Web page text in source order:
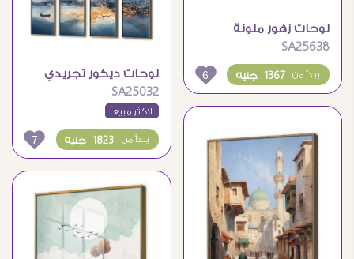
لوحات زهور ملونة
SA25638
1367 جنيه يبدأ من 6
لوحات ديكور تجريدي
SA25032
الاكثر مبيعاً
1823 جنيه يبدأ من 7